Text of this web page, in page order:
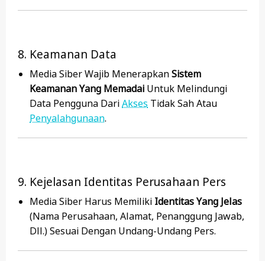
8. Keamanan Data
Media Siber Wajib MenerapkanSistem
Keamanan Yang Memadai Untuk Melindungi
Data Pengguna DariAkses Tidak Sah Atau
Penyalahgunaan.
9. Kejelasan Identitas Perusahaan Pers
Media Siber Harus Memiliki Identitas Yang Jelas
(nama Perusahaan, Alamat, Penanggung Jawab,
Dll.) Sesuai Dengan Undang-Undang Pers.